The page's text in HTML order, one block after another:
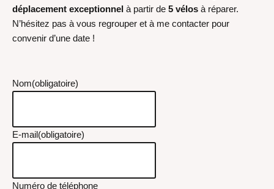
déplacement exceptionnel à partir de 5 vélos à réparer.
N’hésitez pas à vous regrouper et à me contacter pour
convenir d’une date !
Nom(obligatoire)
E-mail(obligatoire)
Numéro de téléphone